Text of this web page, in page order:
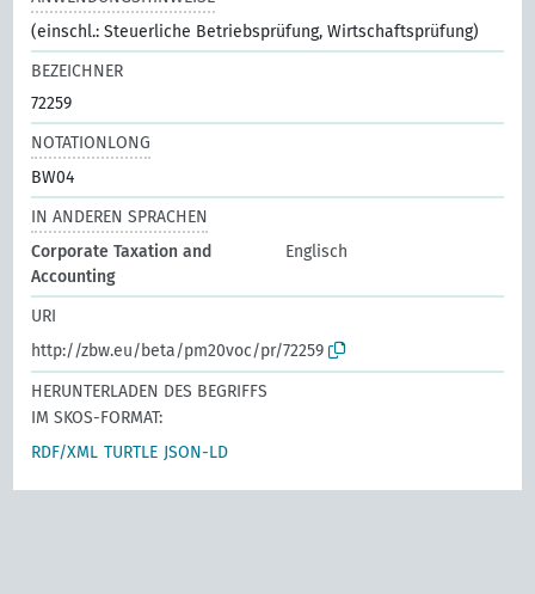
(einschl.: Steuerliche Betriebsprüfung, Wirtschaftsprüfung)
BEZEICHNER
72259
NOTATIONLONG
BW04
IN ANDEREN SPRACHEN
Corporate Taxation and
Accounting
Englisch
URI
http://zbw.eu/beta/pm20voc/pr/72259
HERUNTERLADEN DES BEGRIFFS
IM SKOS-FORMAT:
RDF/XML TURTLE JSON-LD